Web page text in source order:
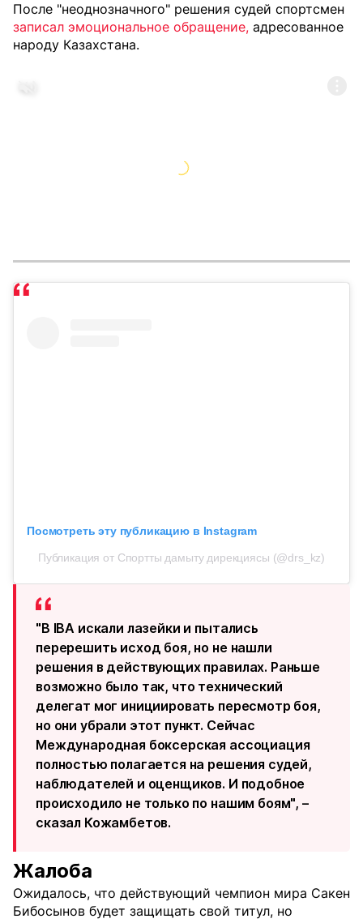
После "неоднозначного" решения судей спортсмен
записал эмоциональное обращение, адресованное
народу Казахстана.
Посмотреть эту публикацию в Instagram
Публикация от Спортты дамыту дирекциясы (@drs_kz)
"В IBA искали лазейки и пытались
перерешить исход боя, но не нашли
решения в действующих правилах. Раньше
возможно было так, что технический
делегат мог инициировать пересмотр боя,
но они убрали этот пункт. Сейчас
Международная боксерская ассоциация
полностью полагается на решения судей,
наблюдателей и оценщиков. И подобное
происходило не только по нашим боям", –
сказал Кожамбетов.
Жалоба
Ожидалось, что действующий чемпион мира Сакен
Бибосынов будет защищать свой титул, но